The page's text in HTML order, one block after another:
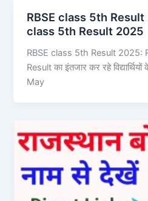
RBSE class 5th
class 5th Result 2025
RBSE class 5th Result 2025:
Result का इंतजार कर रहे
May